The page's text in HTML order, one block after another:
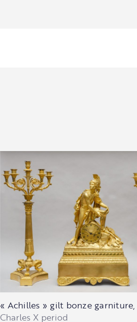
« Achilles » gilt bonze garniture,
Charles X period